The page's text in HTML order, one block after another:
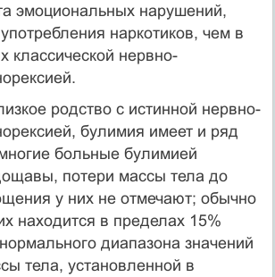
эмоциональных нарушений,
наркотиков, чем в
клас­сической нервно-
родство с истинной нервно-
булимия имеет и ряд
больные булимией
потери массы тела до
у них не отмечают; обычно
находится в пределах 15%
диапа­зона значений
тела, установленной в